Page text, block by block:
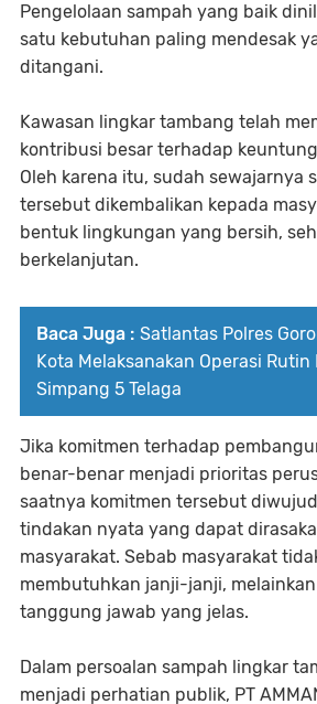
Pengelolaan sampah yang baik
satu kebutuhan paling mendesak
ditangani.
Kawasan lingkar tambang telah
kontribusi besar terhadap
Oleh karena itu, sudah sewajarnya
tersebut dikembalikan kepada
bentuk lingkungan yang bersih,
berkelanjutan.
Baca Juga : Satlantas Polres
Kota Melaksanakan Operasi Rutin
Simpang 5 Telaga
Jika komitmen terhadap
benar-benar menjadi prioritas
saatnya komitmen tersebut
tindakan nyata yang dapat
masyarakat. Sebab masyarakat
membutuhkan janji-janji,
tanggung jawab yang jelas.
Dalam persoalan sampah lingkar
menjadi perhatian publik, PT